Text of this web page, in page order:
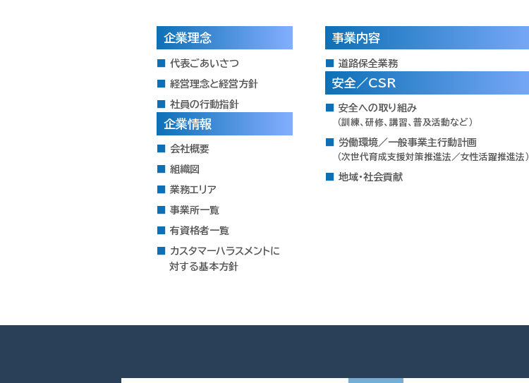
企業理念
代表ごあいさつ
経営理念と経営方針
社員の行動指針
企業情報
会社概要
組織図
業務エリア
事業所一覧
有資格者一覧
カスタマーハラスメントに
対する基本方針
事業内容
道路保全業務
安全／CSR
安全への取り組み
（訓練、研修、講習、普及活動など）
労働環境／一般事業主行動計画
（次世代育成支援対策推進法／女性活躍推進法）
地域・社会貢献